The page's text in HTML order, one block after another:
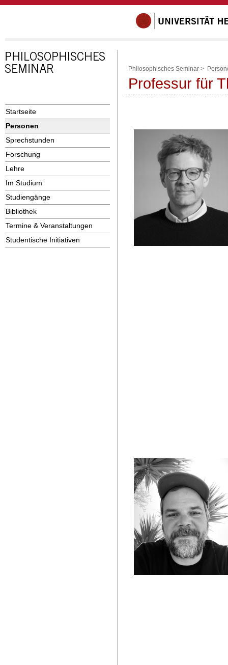
Startseite
Personen
Sprechstunden
Forschung
Lehre
Im Studium
Studiengänge
Bibliothek
Termine & Veranstaltungen
Studentische Initiativen
Philosophisches Seminar >
Professur für